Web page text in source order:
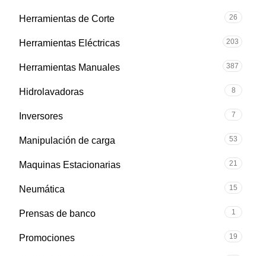
Herramientas de Corte 26
Herramientas Eléctricas 203
Herramientas Manuales 387
Hidrolavadoras 8
Inversores 7
Manipulación de carga 53
Maquinas Estacionarias 21
Neumática 15
Prensas de banco 1
Promociones 19